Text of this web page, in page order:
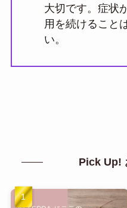
大切です。症状
用を続けること
い。
Pick Up!